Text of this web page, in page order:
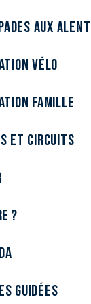
aux
Vélo
Famille
et circuits
?
guidées